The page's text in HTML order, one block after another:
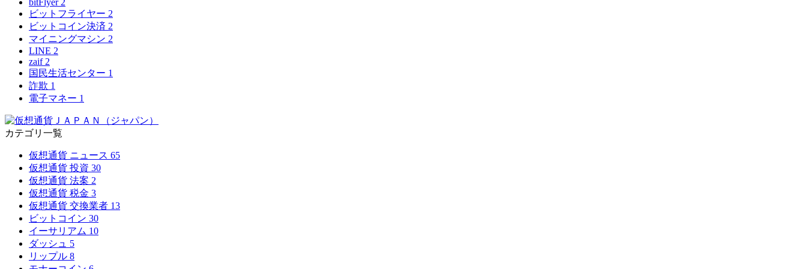
ビットフライヤー 2
ビットコイン決済 2
マイニングマシン 2
LINE 2
zaif 2
国民生活センター 1
詐欺 1
電子マネー 1
カテゴリ一覧
仮想通貨 ニュース 65
仮想通貨 投資 30
仮想通貨 法案 2
仮想通貨 税金 3
仮想通貨 交換業者 13
ビットコイン 30
イーサリアム 10
ダッシュ 5
リップル 8